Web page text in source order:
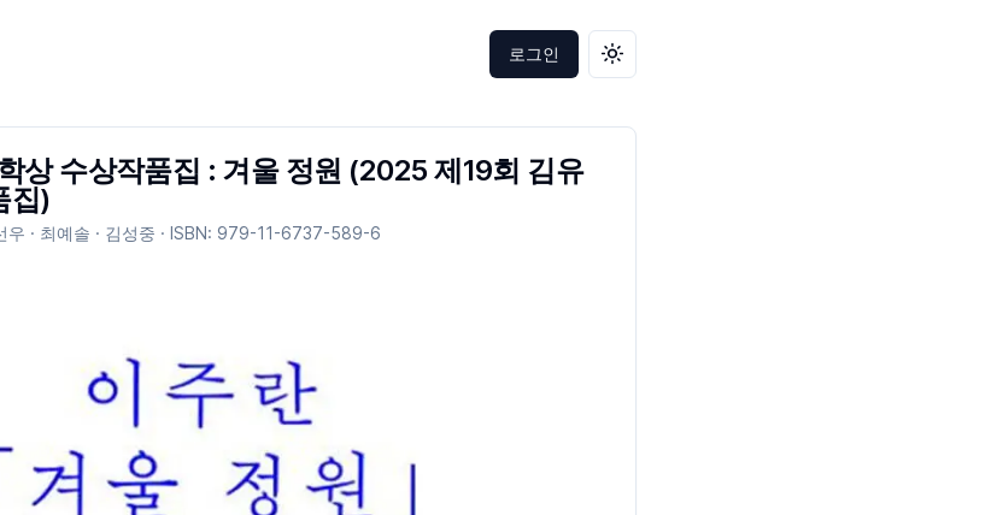
로그인 테마 변경
상 수상작품집 : 겨울 정원 (2025 제19회 김유
집)
우 · 최예솔 · 김성중 · ISBN: 979-11-6737-589-6